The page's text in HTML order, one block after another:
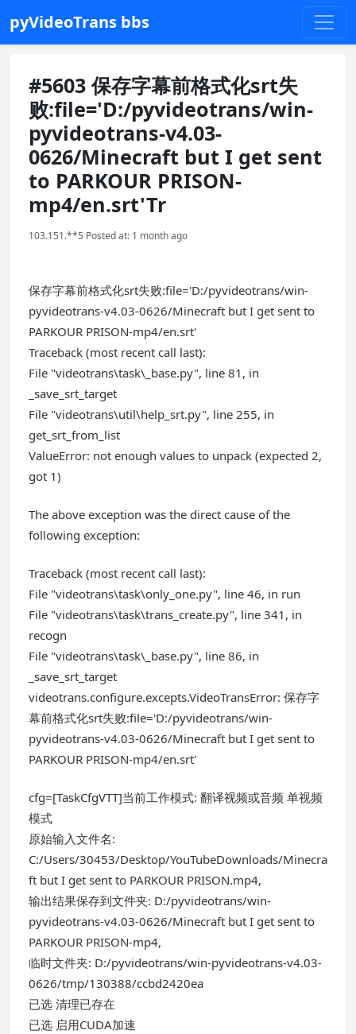
pyVideoTrans bbs
#5603 保存字幕前格式化srt失
败:file='D:/pyvideotrans/win-
pyvideotrans-v4.03-
0626/Minecraft but I get sent
to PARKOUR PRISON-
mp4/en.srt'Tr
103.151.**5 Posted at: 1 month ago
保存字幕前格式化srt失败:file='D:/pyvideotrans/win-
pyvideotrans-v4.03-0626/Minecraft but I get sent to
PARKOUR PRISON-mp4/en.srt'
Traceback (most recent call last):
File "videotrans\task\_base.py", line 81, in
_save_srt_target
File "videotrans\util\help_srt.py", line 255, in
get_srt_from_list
ValueError: not enough values to unpack (expected 2,
got 1)
The above exception was the direct cause of the
following exception:
Traceback (most recent call last):
File "videotrans\task\only_one.py", line 46, in run
File "videotrans\task\trans_create.py", line 341, in
recogn
File "videotrans\task\_base.py", line 86, in
_save_srt_target
videotrans.configure.excepts.VideoTransError: 保存字
幕前格式化srt失败:file='D:/pyvideotrans/win-
pyvideotrans-v4.03-0626/Minecraft but I get sent to
PARKOUR PRISON-mp4/en.srt'
cfg=[TaskCfgVTT]当前工作模式: 翻译视频或音频 单视频
模式
原始输入文件名:
C:/Users/30453/Desktop/YouTubeDownloads/Minecra
ft but I get sent to PARKOUR PRISON.mp4,
输出结果保存到文件夹: D:/pyvideotrans/win-
pyvideotrans-v4.03-0626/Minecraft but I get sent to
PARKOUR PRISON-mp4,
临时文件夹: D:/pyvideotrans/win-pyvideotrans-v4.03-
0626/tmp/130388/ccbd2420ea
已选 清理已存在
已选 启用CUDA加速